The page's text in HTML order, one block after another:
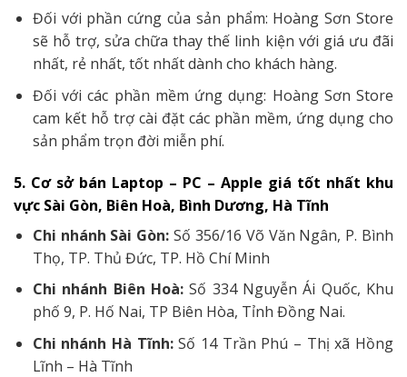
Đối với phần cứng của sản phẩm: Hoàng Sơn Store
sẽ hỗ trợ, sửa chữa thay thế linh kiện với giá ưu đãi
nhất, rẻ nhất, tốt nhất dành cho khách hàng.
Đối với các phần mềm ứng dụng: Hoàng Sơn Store
cam kết hỗ trợ cài đặt các phần mềm, ứng dụng cho
sản phẩm trọn đời miễn phí.
5. Cơ sở bán Laptop – PC – Apple giá tốt nhất khu
vực Sài Gòn, Biên Hoà, Bình Dương, Hà Tĩnh
Chi nhánh Sài Gòn:Số 356/16 Võ Văn Ngân, P. Bình
Thọ, TP. Thủ Đức, TP. Hồ Chí Minh
Chi nhánh Biên Hoà:Số 334 Nguyễn Ái Quốc, Khu
phố 9, P. Hố Nai, TP Biên Hòa, Tỉnh Đồng Nai.
Chi nhánh Hà Tĩnh:Số 14 Trần Phú – Thị xã Hồng
Lĩnh – Hà Tĩnh